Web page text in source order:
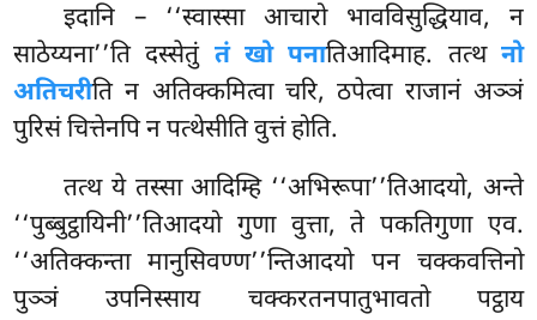
इदानि – ‘‘स्वास्सा आचारो भावविसुद्धियाव, न
साठेय्यना’’ति दस्सेतुं तं खो पनातिआदिमाह. तत्थ नो
अतिचरीति न अतिक्कमित्वा चरि, ठपेत्वा राजानं अञ्ञं
पुरिसं चित्तेनपि न पत्थेसीति वुत्तं होति.
तत्थ ये तस्सा आदिम्हि ‘‘अभिरूपा’’तिआदयो, अन्ते
‘‘पुब्बुट्ठायिनी’’तिआदयो गुणा वुत्ता, ते पकतिगुणा एव.
‘‘अतिक्कन्ता मानुसिवण्ण’’न्तिआदयो पन चक्कवत्तिनो
पुञ्ञं उपनिस्साय चक्करतनपातुभावतो पट्ठाय